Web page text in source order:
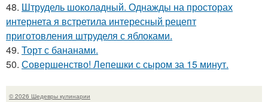
48. Штрудель шоколадный. Однажды на просторах
интернета я встретила интересный рецепт
приготовления штруделя с яблоками.
49. Торт с бананами.
50. Совершенство! Лепешки с сыром за 15 минут.
© 2026 Шедевры кулинарии